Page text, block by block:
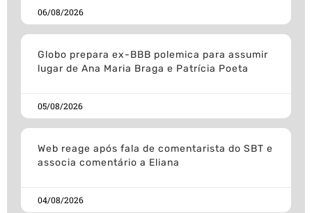
06/08/2026
Globo prepara ex-BBB polemica para assumir
lugar de Ana Maria Braga e Patrícia Poeta
05/08/2026
Web reage após fala de comentarista do SBT e
associa comentário a Eliana
04/08/2026